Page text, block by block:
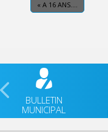
« A 16 ANS….
BULLETIN
MUNICIPAL